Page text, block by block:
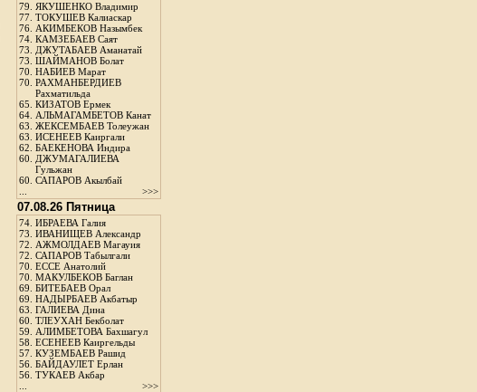
79. ЯКУШЕНКО Владимир
77. ТОКУШЕВ Калиаскар
76. АКИМБЕКОВ Назымбек
74. КАМЗЕБАЕВ Саят
73. ДЖУТАБАЕВ Аманатай
73. ШАЙМАНОВ Болат
70. НАБИЕВ Марат
70. РАХМАНБЕРДИЕВ
Рахматильда
65. КИЗАТОВ Ермек
64. АЛЬМАГАМБЕТОВ Канат
63. ЖЕКСЕМБАЕВ Толеужан
63. ИСЕНЕЕВ Каиргали
62. БАЕКЕНОВА Индира
60. ДЖУМАГАЛИЕВА
Гульжан
60. САПАРОВ Акылбай
>>>
07.08.26 Пятница
74. ИБРАЕВА Галия
73. ИВАНИЩЕВ Александр
72. АЖМОЛДАЕВ Магауия
72. САПАРОВ Табылгали
70. ЕССЕ Анатолий
70. МАКУЛБЕКОВ Баглан
69. БИТЕБАЕВ Орал
69. НАДЫРБАЕВ Акбатыр
63. ГАЛИЕВА Дина
60. ТЛЕУХАН Бекболат
59. АЛИМБЕТОВА Бахшагул
58. ЕСЕНЕЕВ Каиргельды
57. КУЗЕМБАЕВ Рашид
56. БАЙДАУЛЕТ Ерлан
56. ТУКАЕВ Акбар
>>>